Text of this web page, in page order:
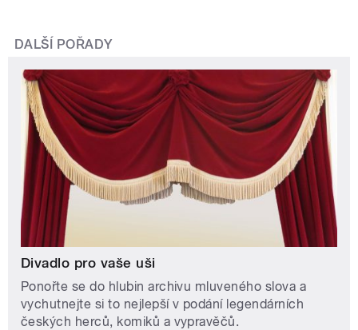
DALŠÍ POŘADY
Divadlo pro vaše uši
Ponořte se do hlubin archivu mluveného slova a
vychutnejte si to nejlepší v podání legendárních
českých herců, komiků a vypravěčů.